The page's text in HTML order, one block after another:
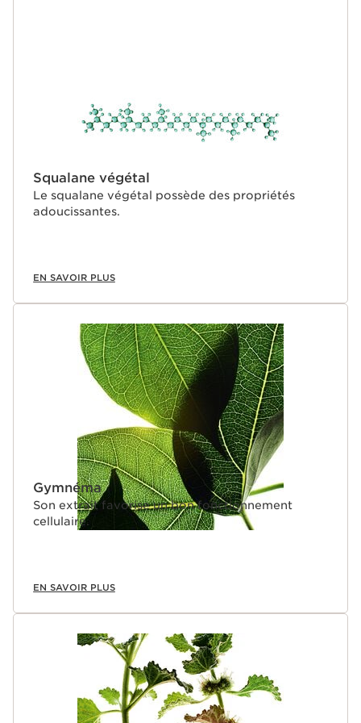
Squalane végétal
Le squalane végétal possède des propriétés
adoucissantes.
EN SAVOIR PLUS
Gymnéma
Son extrait favorise un bon fonctionnement
cellulaire.
EN SAVOIR PLUS